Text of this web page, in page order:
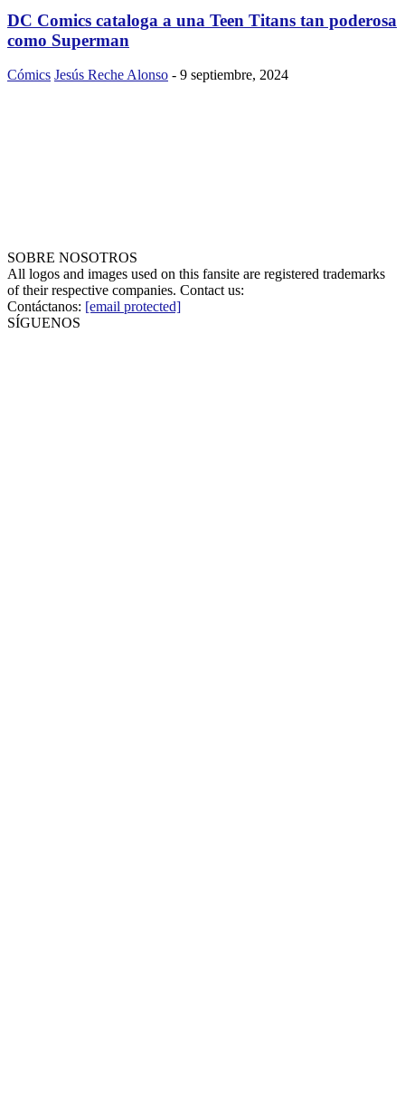
DC Comics cataloga a una Teen Titans tan poderosa
como Superman
Cómics Jesús Reche Alonso - 9 septiembre, 2024
SOBRE NOSOTROS
All logos and images used on this fansite are registered trademarks
of their respective companies. Contact us:
Contáctanos: [email protected]
SÍGUENOS